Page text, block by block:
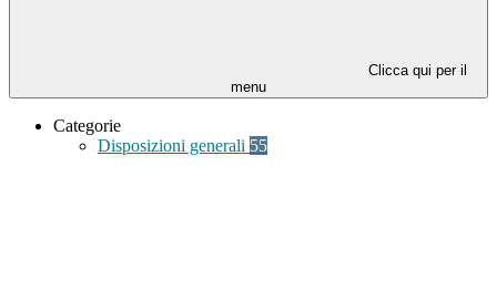
Clicca qui per il
menu
Categorie
Disposizioni generali 55